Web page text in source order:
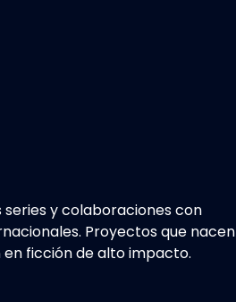
y colaboraciones con
Proyectos que nacen
ficción de alto impacto.